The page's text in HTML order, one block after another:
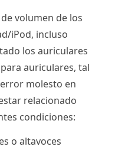
volumen de los
iPod, incluso
los auriculares
auriculares, tal
molesto en
relacionado
condiciones:
o altavoces